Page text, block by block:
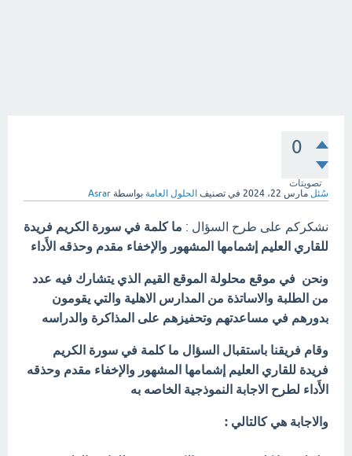
0
تصويتات
سُئل مارس 22، 2024 في تصنيف الحلول العامة بواسطة Asrar
نشكركم على طرح السؤال : ما كلمة في سورة الكريم فريدة
للقاري العليم إشمامها المشهور والإخفاء مقدم وحذقه الأَداء
ونحن في موقع محلولة الموقع القيم الذي يتشارك فيه عدد
من الطلبة والاساتذة من المدارس الاهلية والتي يقومون
بدورهم في مساعدتهم وتحفيزهم على المذاكرة والدراسه
وقام فريقنا باستقبال السؤال ما كلمة في سورة الكريم
فريدة للقاري العليم إشمامها المشهور والإخفاء مقدم وحذقه
الأَداء لطرح الاجابة النموذجية الخاصه به
والاجابة هي كالتالي :